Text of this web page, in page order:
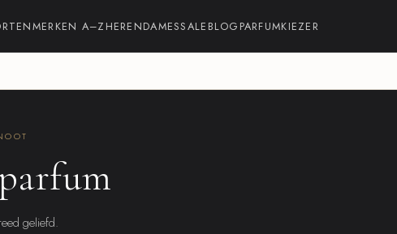
MERKEN A–Z HERENDAMESSALE BLOG PARFUMKIEZER
geliefd.